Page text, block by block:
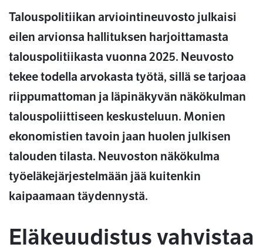
Talouspolitiikan arviointineuvosto julkaisi
eilen arvionsa hallituksen harjoittamasta
talouspolitiikasta vuonna 2025. Neuvosto
tekee todella arvokasta työtä, sillä se tarjoaa
riippumattoman ja läpinäkyvän näkökulman
talouspoliittiseen keskusteluun. Monien
ekonomistien tavoin jaan huolen julkisen
talouden tilasta. Neuvoston näkökulma
työeläkejärjestelmään jää kuitenkin
kaipaamaan täydennystä.
Eläkeuudistus vahvistaa